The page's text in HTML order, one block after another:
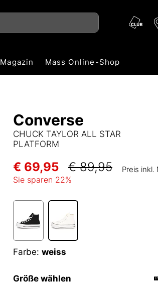
Magazin Mass Online-Shop
Converse
CHUCK TAYLOR ALL STAR
PLATFORM
€ 69,95 € 89,95 Preis inkl.
Sie sparen 22%
Farbe: weiss
Größe wählen